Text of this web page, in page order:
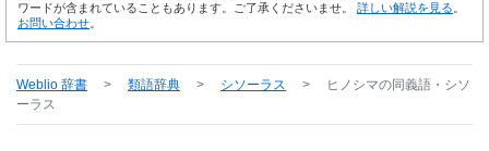
ワードが含まれていることもあります。ご了承くださいませ。 詳しい解説を見る
お問い合わせ
Weblio 辞書 > 類語辞典 > シソーラス > ヒノシマの同義語・シソ
ーラス